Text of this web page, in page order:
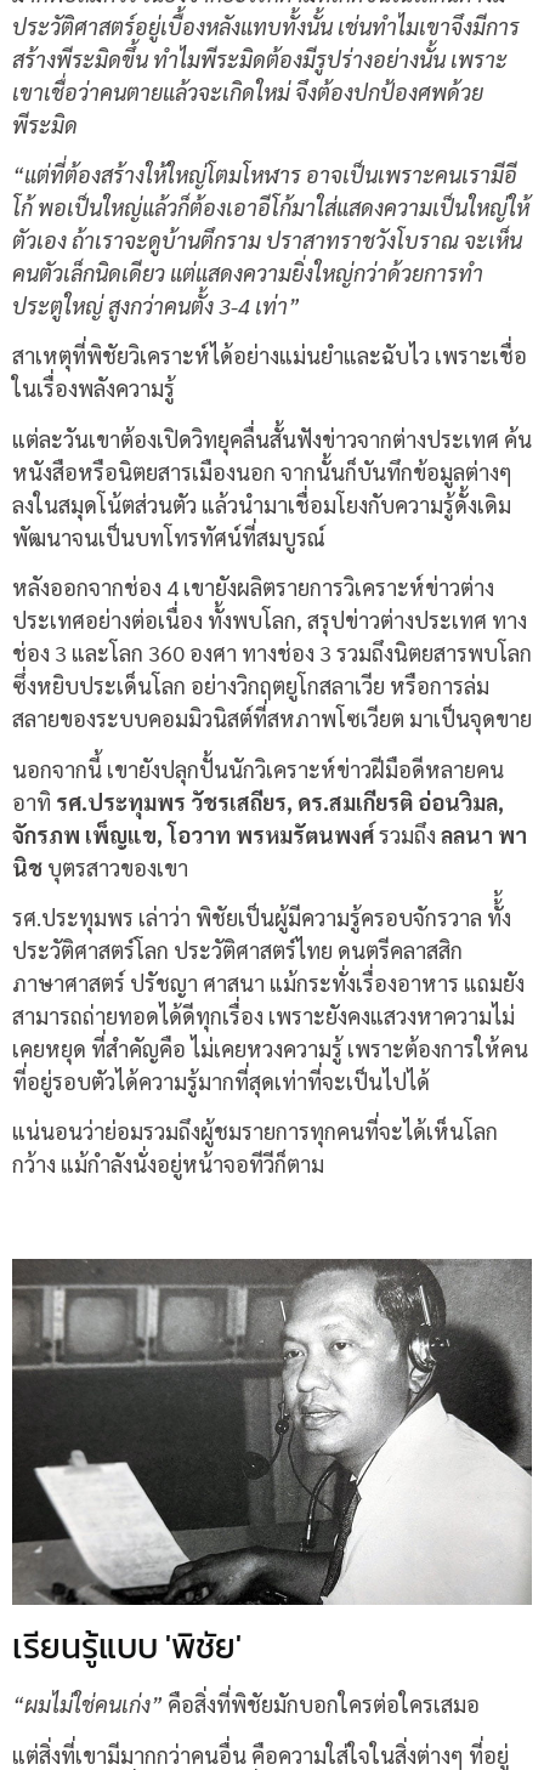
ประวัติศาสตร์อยู่เบื้องหลังแทบทั้งนั้น เช่นทำไมเขาจึงมีการ
สร้างพีระมิดขึ้น ทำไมพีระมิดต้องมีรูปร่างอย่างนั้น เพราะ
เขาเชื่อว่าคนตายแล้วจะเกิดใหม่ จึงต้องปกป้องศพด้วย
พีระมิด
“แต่ที่ต้องสร้างให้ใหญ่โตมโหฬาร อาจเป็นเพราะคนเรามีอี
โก้ พอเป็นใหญ่แล้วก็ต้องเอาอีโก้มาใส่แสดงความเป็นใหญ่ให้
ตัวเอง ถ้าเราจะดูบ้านตึกราม ปราสาทราชวังโบราณ จะเห็น
คนตัวเล็กนิดเดียว แต่แสดงความยิ่งใหญ่กว่าด้วยการทำ
ประตูใหญ่ สูงกว่าคนตั้ง 3-4 เท่า”
สาเหตุที่พิชัยวิเคราะห์ได้อย่างแม่นยำและฉับไว เพราะเชื่อ
ในเรื่องพลังความรู้
แต่ละวันเขาต้องเปิดวิทยุคลื่นสั้นฟังข่าวจากต่างประเทศ ค้น
หนังสือหรือนิตยสารเมืองนอก จากนั้นก็บันทึกข้อมูลต่างๆ
ลงในสมุดโน้ตส่วนตัว แล้วนำมาเชื่อมโยงกับความรู้ดั้งเดิม
พัฒนาจนเป็นบทโทรทัศน์ที่สมบูรณ์
หลังออกจากช่อง 4 เขายังผลิตรายการวิเคราะห์ข่าวต่าง
ประเทศอย่างต่อเนื่อง ทั้งพบโลก, สรุปข่าวต่างประเทศ ทาง
ช่อง 3 และโลก 360 องศา ทางช่อง 3 รวมถึงนิตยสารพบโลก
ซึ่งหยิบประเด็นโลก อย่างวิกฤตยูโกสลาเวีย หรือการล่ม
สลายของระบบคอมมิวนิสต์ที่สหภาพโซเวียต มาเป็นจุดขาย
นอกจากนี้ เขายังปลุกปั้นนักวิเคราะห์ข่าวฝีมือดีหลายคน
อาทิ รศ.ประทุมพร วัชรเสถียร, ดร.สมเกียรติ อ่อนวิมล,
จักรภพ เพ็ญแข, โอวาท พรหมรัตนพงศ์รวมถึง ลลนา พา
นิช บุตรสาวของเขา
รศ.ประทุมพร เล่าว่า พิชัยเป็นผู้มีความรู้ครอบจักรวาล ทั้้ง
ประวัติศาสตร์โลก ประวัติศาสตร์ไทย ดนตรีคลาสสิก
ภาษาศาสตร์ ปรัชญา ศาสนา แม้กระทั่งเรื่องอาหาร แถมยัง
สามารถถ่ายทอดได้ดีทุกเรื่อง เพราะยังคงแสวงหาความไม่
เคยหยุด ที่สำคัญคือ ไม่เคยหวงความรู้ เพราะต้องการให้คน
ที่อยู่รอบตัวได้ความรู้มากที่สุดเท่าที่จะเป็นไปได้
แน่นอนว่าย่อมรวมถึงผู้ชมรายการทุกคนที่จะได้เห็นโลก
กว้าง แม้กำลังนั่งอยู่หน้าจอทีวีก็ตาม
เรียนรู้แบบ 'พิชัย'
“ผมไม่ใช่คนเก่ง” คือสิ่งที่พิชัยมักบอกใครต่อใครเสมอ
แต่สิ่งที่เขามีมากกว่าคนอื่น คือความใส่ใจในสิ่งต่างๆ ที่อยู่